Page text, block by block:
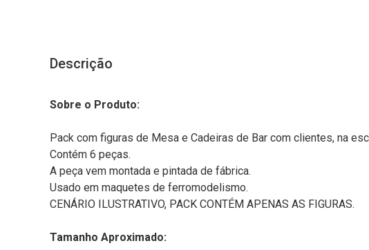
Descrição
Sobre o Produto:
Pack com figuras de Mesa e Cadeiras de Bar com clientes, na
Contém 6 peças.
A peça vem montada e pintada de fábrica.
Usado em maquetes de ferromodelismo.
CENÁRIO ILUSTRATIVO, PACK CONTÉM APENAS AS FIGURAS.
Tamanho Aproximado: